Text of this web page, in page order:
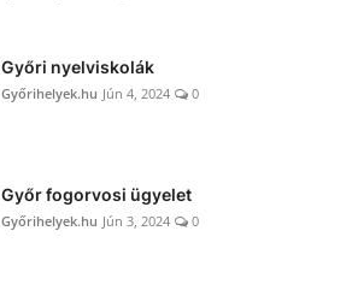
Győri nyelviskolák
Győrihelyek.hu Jún 4, 2024 0
Győr fogorvosi ügyelet
Győrihelyek.hu Jún 3, 2024 0